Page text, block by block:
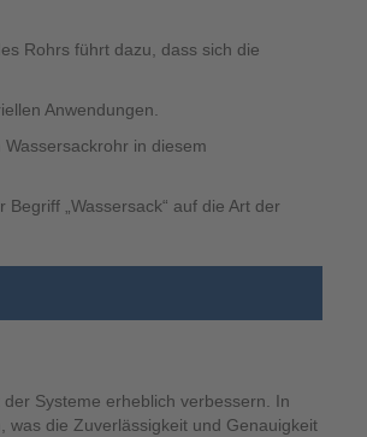
Rohrs führt dazu, dass sich die
Anwendungen.
in diesem
„Wassersack“ auf die Art der
Systeme erheblich verbessern. In
was die Zuverlässigkeit und Genauigkeit